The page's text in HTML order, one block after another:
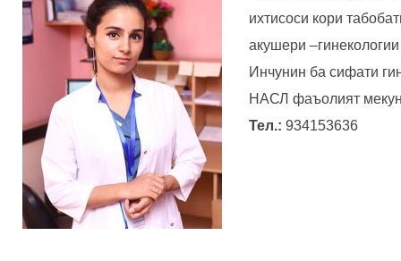
ихтисоси кори
акушери
Инчунин ба сифати
НАСЛ фаъолият
Тел.: 934153636